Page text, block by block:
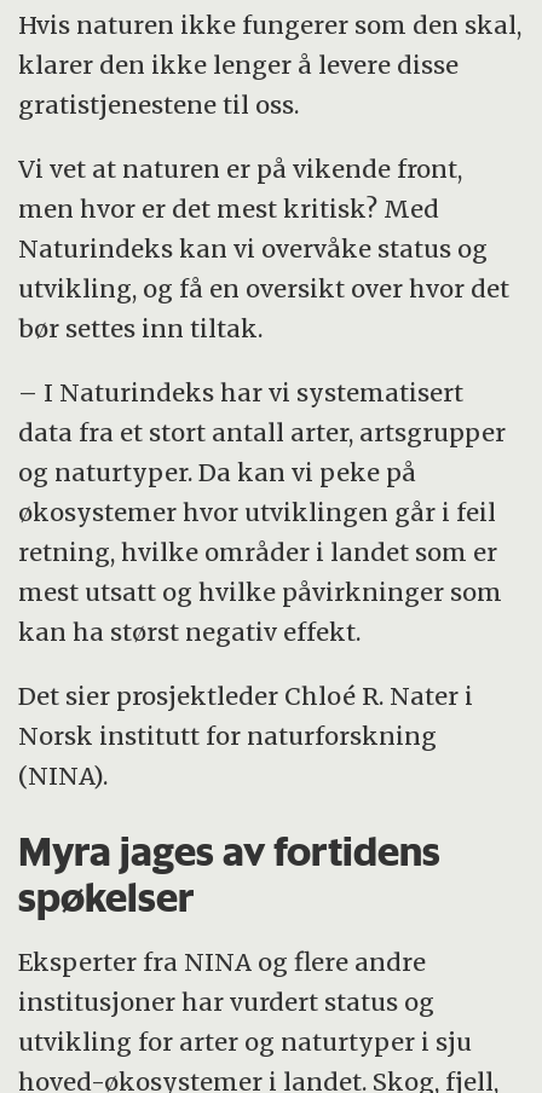
Indeksen bygger på 203 indikatorer, det
vil si mål som viser tilstanden til en art,
artsgruppe eller naturtype i
er arter.
2010 og har blitt oppdatert hvert femte
år siden. I år er fjerde utgave.
mangler kunnskap og trenger mer
naturovervåking.
www.naturindeks.no
for detaljer
omkring alle indikatorer og
økosystemer.
Hvis naturen ikke fungerer som den skal,
klarer den ikke lenger å levere disse
gratistjenestene til oss.
Vi vet at naturen er på vikende front,
men hvor er det mest kritisk? Med
Naturindeks kan vi overvåke status og
utvikling, og få en oversikt over hvor det
bør settes inn tiltak.
– I Naturindeks har vi systematisert
data fra et stort antall arter, artsgrupper
og naturtyper. Da kan vi peke på
økosystemer hvor utviklingen går i feil
retning, hvilke områder i landet som er
mest utsatt og hvilke påvirkninger som
kan ha størst negativ effekt.
Det sier prosjektleder Chloé R. Nater i
Norsk institutt for naturforskning
(NINA).
Myra jages av fortidens
spøkelser
Eksperter fra NINA og flere andre
institusjoner har vurdert status og
utvikling for arter og naturtyper i sju
hoved-økosystemer i landet. Skog, fjell,